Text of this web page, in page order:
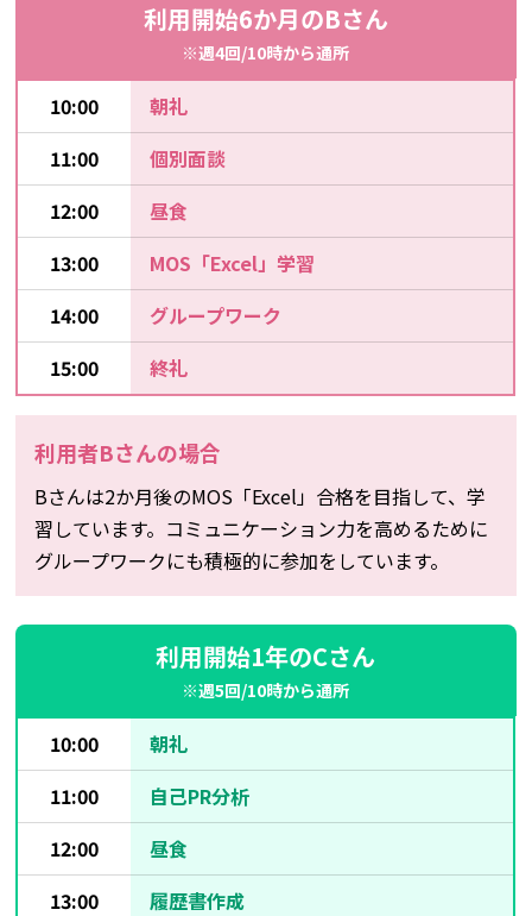
利用開始6か月のBさん
※週4回/10時から通所
10:00
朝礼
11:00
個別面談
12:00
昼食
13:00
MOS「Excel」学習
14:00
グループワーク
15:00
終礼
利用者Bさんの場合
Bさんは2か月後のMOS「Excel」合格を目指して、学
習しています。コミュニケーション力を高めるために
グループワークにも積極的に参加をしています。
利用開始1年のCさん
※週5回/10時から通所
10:00
朝礼
11:00
自己PR分析
12:00
昼食
13:00
履歴書作成